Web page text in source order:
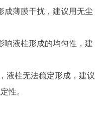
成薄膜干扰，建议用无尘
响液柱形成的均匀性，建
液柱无法稳定形成，建议
性。